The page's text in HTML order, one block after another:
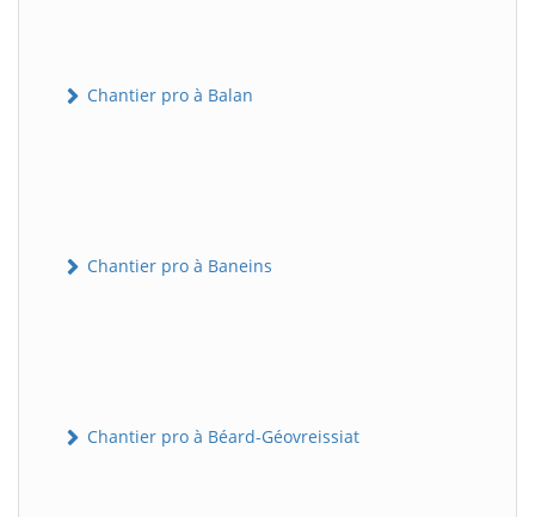
Chantier pro à Balan
Chantier pro à Baneins
Chantier pro à Béard-Géovreissiat